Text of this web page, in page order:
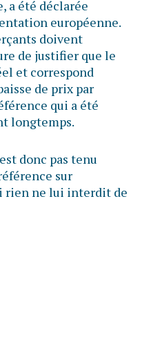
a été déclarée
européenne.
doivent
de justifier que le
et correspond
de prix par
qui a été
longtemps.
donc pas tenu
sur
rien ne lui interdit de